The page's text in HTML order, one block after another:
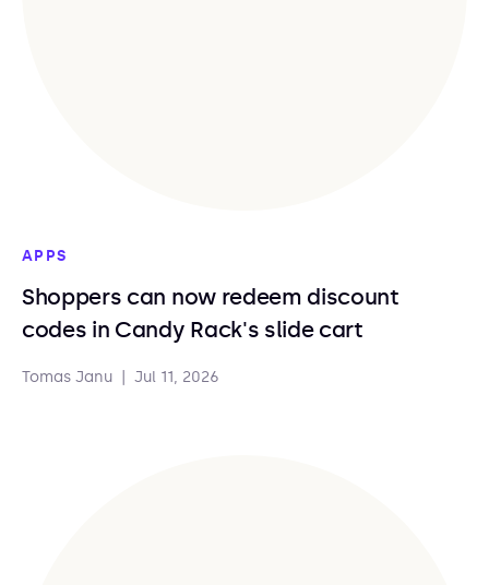
APPS
Shoppers can now redeem discount
codes in Candy Rack's slide cart
Tomas Janu Jul 11, 2026